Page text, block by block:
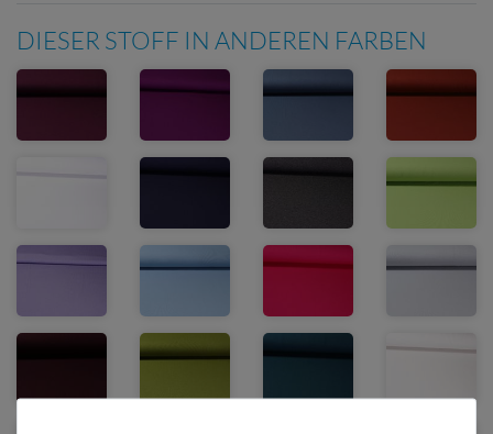
DIESER STOFF IN ANDEREN FARBEN